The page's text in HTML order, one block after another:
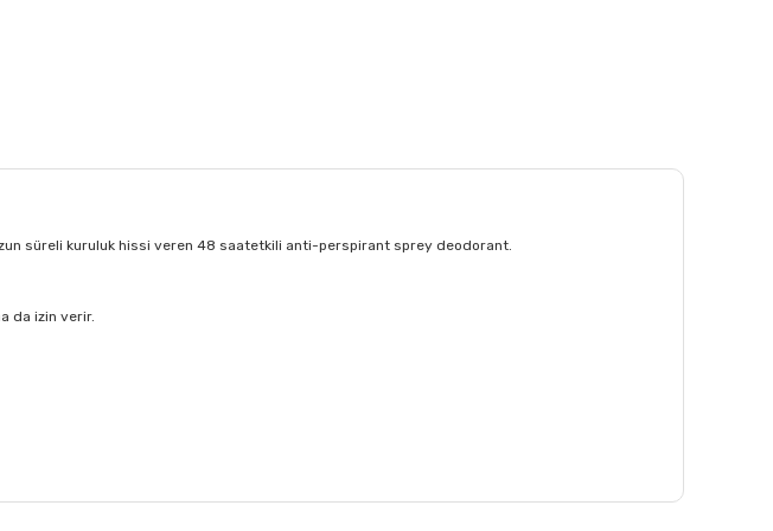
süreli kuruluk hissi veren 48 saatetkili anti-perspirant sprey deodorant.
da izin verir.